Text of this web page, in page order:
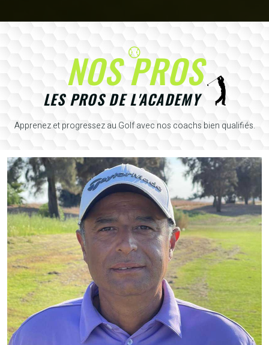
NOS PROS
LES PROS DE L'ACADEMY
Apprenez et progressez au Golf avec nos coachs bien qualifiés.